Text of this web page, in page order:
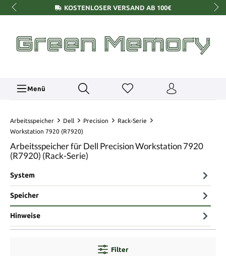
KOSTENLOSER VERSAND AB 100€
Menü
Arbeitsspeicher Dell Precision
Rack-Serie
Workstation 7920 (R7920)
Arbeitsspeicher für Dell Precision Workstation 7920
(R7920) (Rack-Serie)
System
Speicher
Hinweise
Filter